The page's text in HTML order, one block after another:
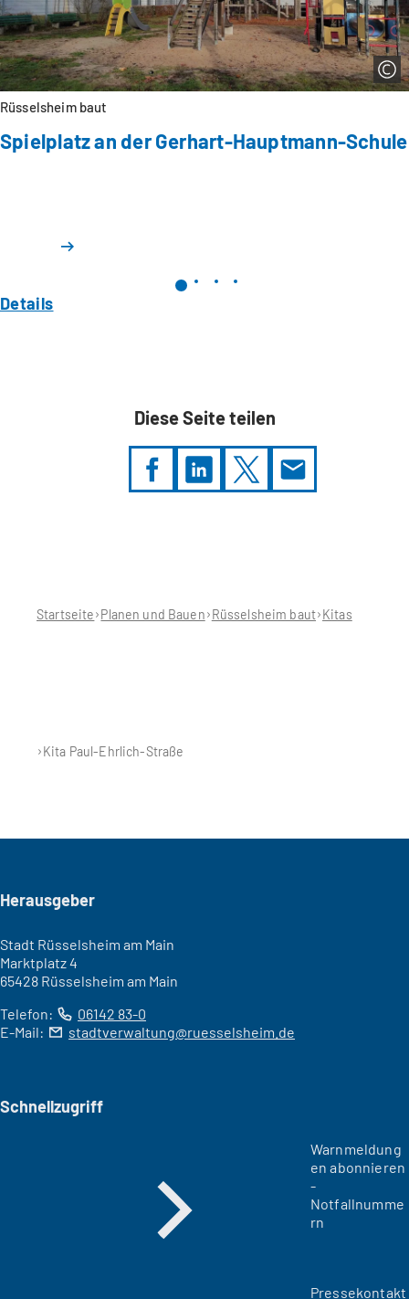
Rüsselsheim baut
Spielplatz an der Gerhart-Hauptmann-Schule
Details
Diese Seite teilen
Startseite Planen und Bauen Rüsselsheim baut Kitas
Kita Paul-Ehrlich-Straße
Seitenfuß
Herausgeber
Stadt Rüsselsheim am Main
Marktplatz 4
65428 Rüsselsheim am Main
Telefon:
06142 83-0
E-Mail:
stadtverwaltung ruesselsheim de
Schnellzugriff
Warnmeldung
en abonnieren
-
Notfallnumme
rn
Pressekontakt